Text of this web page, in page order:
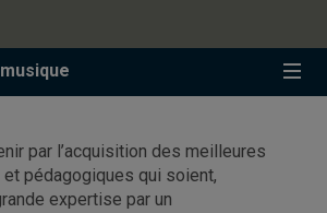
par l’acquisition des meilleures
pédagogiques qui soient,
expertise par un